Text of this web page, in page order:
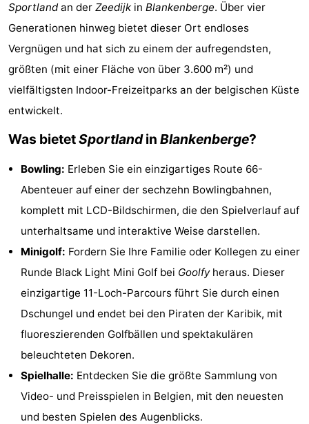
Garden
Blankenberge
Ferienhäuser
-
Beachside
-
Blankenberger
Duinen
-
Center
Parcs
Haan
Hotels
Zimmer
Frühstück)
Strand
tun
Museen
Denkmäler
Aussichtspunkte
Attraktionen
Sportlandan der Zeedijk in Blankenberge. Über vier
Generationen hinweg bietet dieser Ort endloses
Vergnügen und hat sich zu einem der aufregendsten,
größten (mit einer Fläche von über 3.600 m²) und
vielfältigsten Indoor-Freizeitparks an der belgischen Küste
entwickelt.
Was bietetSportlandin Blankenberge?
Bowling: Erleben Sie ein einzigartiges Route 66-
Abenteuer auf einer der sechzehn Bowlingbahnen,
komplett mit LCD-Bildschirmen, die den Spielverlauf auf
unterhaltsame und interaktive Weise darstellen.
Minigolf: Fordern Sie Ihre Familie oder Kollegen zu einer
Runde Black Light Mini Golf bei Goolfyheraus. Dieser
einzigartige 11-Loch-Parcours führt Sie durch einen
Dschungel und endet bei den Piraten der Karibik, mit
fluoreszierenden Golfbällen und spektakulären
beleuchteten Dekoren.
Spielhalle: Entdecken Sie die größte Sammlung von
Video- und Preisspielen in Belgien, mit den neuesten
und besten Spielen des Augenblicks.